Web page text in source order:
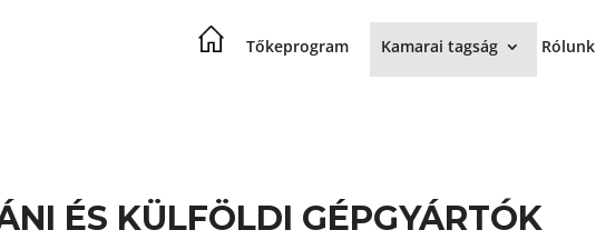
Tőkeprogram Kamarai tagság Rólunk
ÉS KÜLFÖLDI GÉPGYÁRTÓK